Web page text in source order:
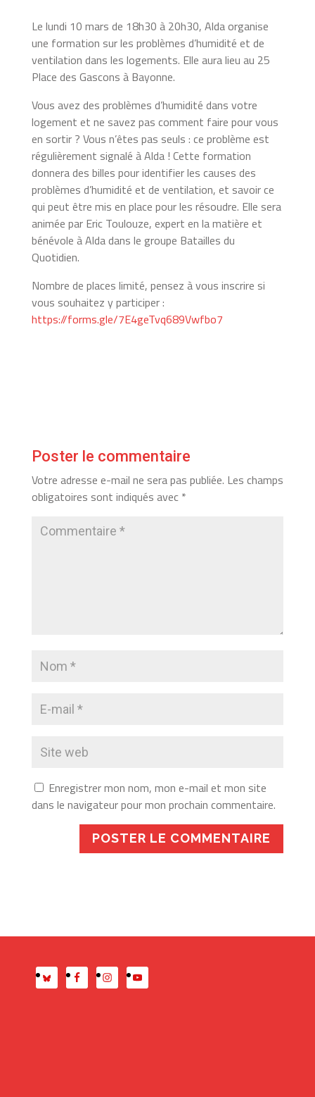
Le lundi 10 mars de 18h30 à 20h30, Alda organise
une formation sur les problèmes d’humidité et de
ventilation dans les logements. Elle aura lieu au 25
Place des Gascons à Bayonne.
Vous avez des problèmes d’humidité dans votre
logement et ne savez pas comment faire pour vous
en sortir ? Vous n’êtes pas seuls : ce problème est
régulièrement signalé à Alda ! Cette formation
donnera des billes pour identifier les causes des
problèmes d’humidité et de ventilation, et savoir ce
qui peut être mis en place pour les résoudre. Elle sera
animée par Eric Toulouze, expert en la matière et
bénévole à Alda dans le groupe Batailles du
Quotidien.
Nombre de places limité, pensez à vous inscrire si
vous souhaitez y participer :
https://forms.gle/7E4geTvq689Vwfbo7
Poster le commentaire
Votre adresse e-mail ne sera pas publiée. Les champs
obligatoires sont indiqués avec *
Enregistrer mon nom, mon e-mail et mon site
dans le navigateur pour mon prochain commentaire.